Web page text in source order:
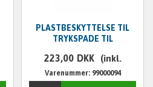
PLASTBESKYTTELSE TIL
TRYKSPADE TIL
223,00 DKK (inkl.
moms)
Varenummer: 99000094